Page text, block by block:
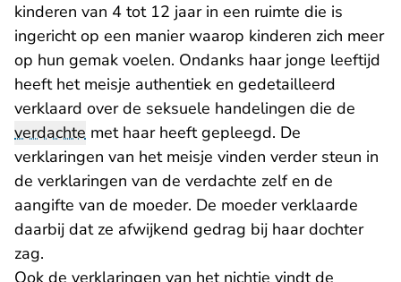
kinderen van 4 tot 12 jaar in een ruimte die is
ingericht op een manier waarop kinderen zich meer
op hun gemak voelen. Ondanks haar jonge leeftijd
heeft het meisje authentiek en gedetailleerd
verklaard over de seksuele handelingen die de
verdachte met haar heeft gepleegd. De
verklaringen van het meisje vinden verder steun in
de verklaringen van de verdachte zelf en de
aangifte van de moeder. De moeder verklaarde
daarbij dat ze afwijkend gedrag bij haar dochter
zag.
Ook de verklaringen van het nichtje vindt de